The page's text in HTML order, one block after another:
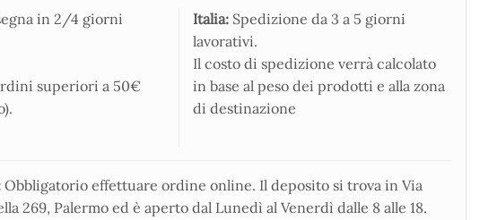
in 2/4 giorni
superiori a 50€
Italia: Spedizione da 3 a 5 giorni
lavorativi.
Il costo di spedizione verrà calcolato
in base al peso dei prodotti e alla zona
di destinazione
Obbligatorio effettuare ordine online. Il deposito si trova in Via
269, Palermo ed è aperto dal Lunedì al Venerdì dalle 8 alle 18.